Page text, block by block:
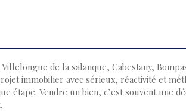
de la salanque, Cabestany,
immobilier avec sérieux, réactivité et
étape. Vendre un bien, c’est souvent une